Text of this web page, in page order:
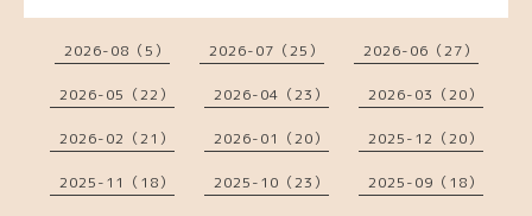
2026-08（5） 2026-07（25） 2026-06（27）
2026-05（22） 2026-04（23） 2026-03（20）
2026-02（21） 2026-01（20） 2025-12（20）
2025-11（18） 2025-10（23） 2025-09（18）